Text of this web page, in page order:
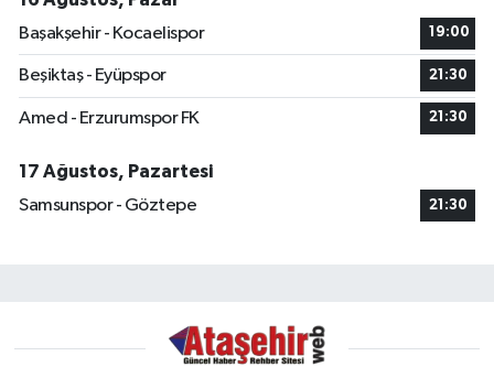
Başakşehir - Kocaelispor
19:00
Beşiktaş - Eyüpspor 21:30
Amed - Erzurumspor FK 21:30
17 Ağustos, Pazartesi
Samsunspor - Göztepe
21:30